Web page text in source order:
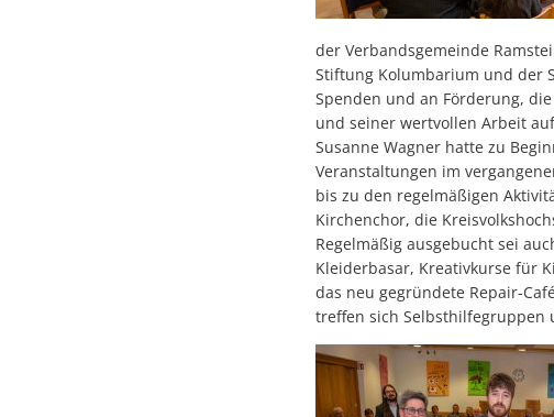
der Verbandsgemeinde
Stiftung Kolumbarium und der
Spenden und an Förderung,
und seiner wertvollen Arbeit
Susanne Wagner hatte zu
Veranstaltungen im
bis zu den regelmäßigen
Kirchenchor, die
Regelmäßig ausgebucht sei
Kleiderbasar, Kreativkurse für
das neu gegründete Repair-
treffen sich Selbsthilfegruppen